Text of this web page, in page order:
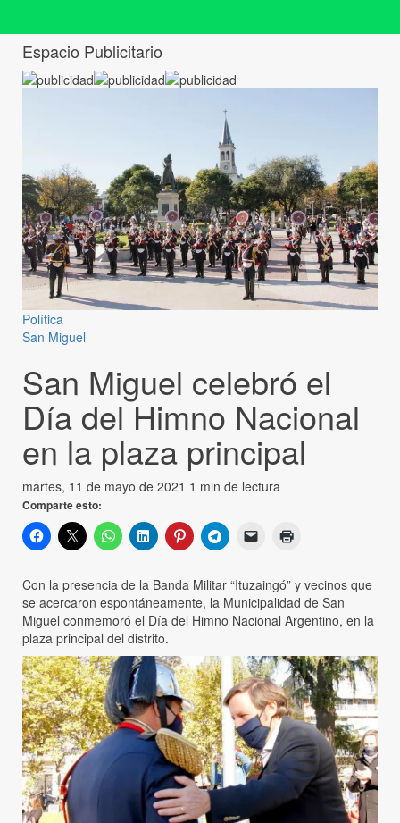
Espacio Publicitario
Política
San Miguel
San Miguel celebró el
Día del Himno Nacional
en la plaza principal
martes, 11 de mayo de 2021 1 min de lectura
Comparte esto:
Con la presencia de la Banda Militar “Ituzaingó” y vecinos que
se acercaron espontáneamente, la Municipalidad de San
Miguel conmemoró el Día del Himno Nacional Argentino, en la
plaza principal del distrito.